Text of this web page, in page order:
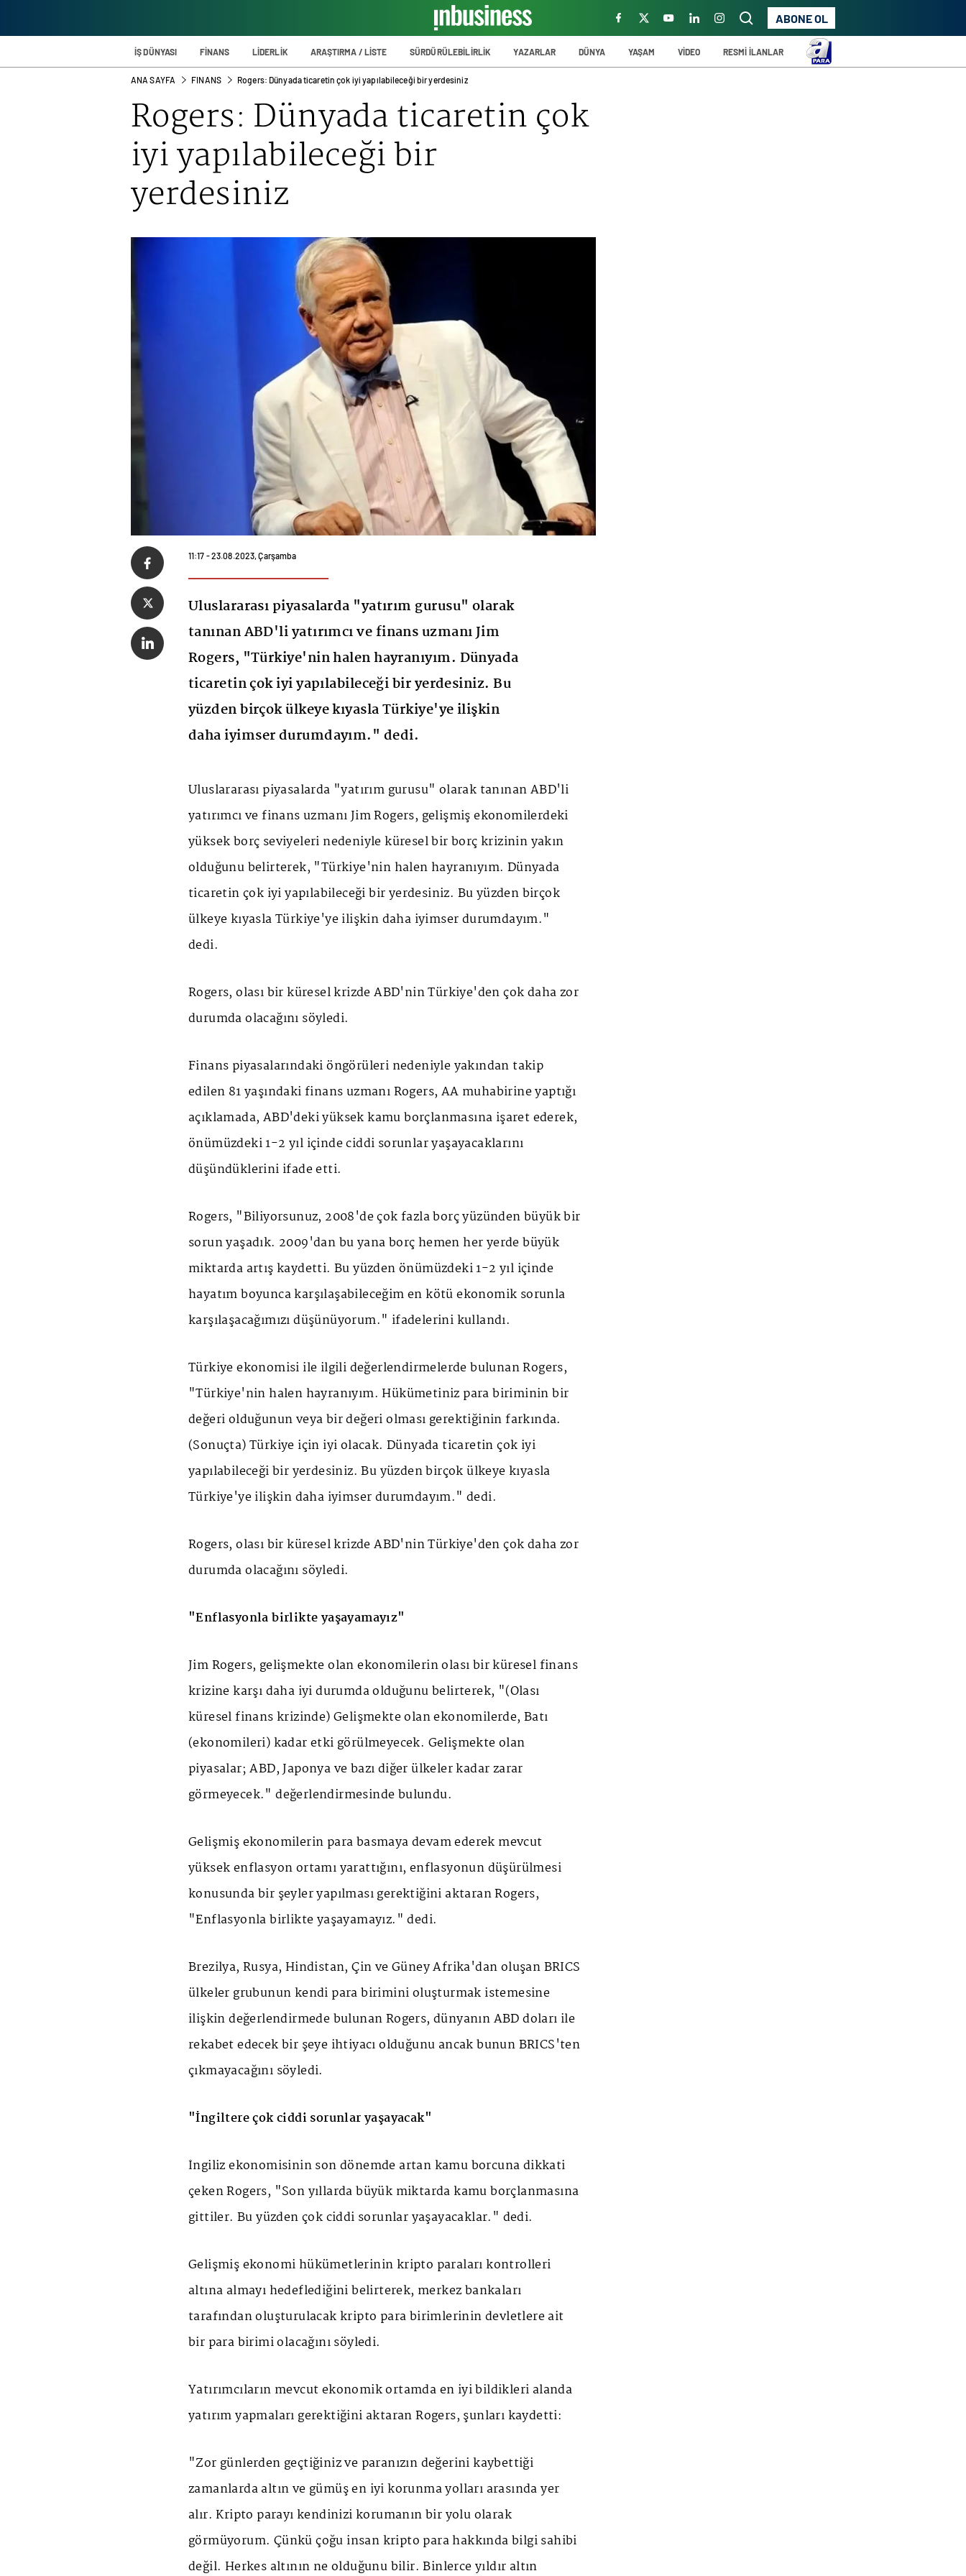
ABONE OL
İŞ DÜNYASI FİNANS LİDERLİK ARAŞTIRMA / LİSTE SÜRDÜRÜLEBİLİRLİK YAZARLAR DÜNYA YAŞAM VİDEO RESMİ İLANLAR
ANA SAYFA FINANS Rogers: Dünyada ticaretin çok iyi yapılabileceği bir yerdesiniz
Rogers: Dünyada ticaretin çok
iyi yapılabileceği bir
yerdesiniz
11:17 - 23.08.2023, Çarşamba
Uluslararası piyasalarda "yatırım gurusu" olarak
tanınan ABD'li yatırımcı ve finans uzmanı Jim
Rogers, "Türkiye'nin halen hayranıyım. Dünyada
ticaretin çok iyi yapılabileceği bir yerdesiniz. Bu
yüzden birçok ülkeye kıyasla Türkiye'ye ilişkin
daha iyimser durumdayım." dedi.
Uluslararası piyasalarda "yatırım gurusu" olarak tanınan ABD'li
yatırımcı ve finans uzmanı Jim Rogers, gelişmiş ekonomilerdeki
yüksek borç seviyeleri nedeniyle küresel bir borç krizinin yakın
olduğunu belirterek, "Türkiye'nin halen hayranıyım. Dünyada
ticaretin çok iyi yapılabileceği bir yerdesiniz. Bu yüzden birçok
ülkeye kıyasla Türkiye'ye ilişkin daha iyimser durumdayım."
dedi.
Rogers, olası bir küresel krizde ABD'nin Türkiye'den çok daha zor
durumda olacağını söyledi.
Finans piyasalarındaki öngörüleri nedeniyle yakından takip
edilen 81 yaşındaki finans uzmanı Rogers, AA muhabirine yaptığı
açıklamada, ABD'deki yüksek kamu borçlanmasına işaret ederek,
önümüzdeki 1-2 yıl içinde ciddi sorunlar yaşayacaklarını
düşündüklerini ifade etti.
Rogers, "Biliyorsunuz, 2008'de çok fazla borç yüzünden büyük bir
sorun yaşadık. 2009'dan bu yana borç hemen her yerde büyük
miktarda artış kaydetti. Bu yüzden önümüzdeki 1-2 yıl içinde
hayatım boyunca karşılaşabileceğim en kötü ekonomik sorunla
karşılaşacağımızı düşünüyorum." ifadelerini kullandı.
Türkiye ekonomisi ile ilgili değerlendirmelerde bulunan Rogers,
"Türkiye'nin halen hayranıyım. Hükümetiniz para biriminin bir
değeri olduğunun veya bir değeri olması gerektiğinin farkında.
(Sonuçta) Türkiye için iyi olacak. Dünyada ticaretin çok iyi
yapılabileceği bir yerdesiniz. Bu yüzden birçok ülkeye kıyasla
Türkiye'ye ilişkin daha iyimser durumdayım." dedi.
Rogers, olası bir küresel krizde ABD'nin Türkiye'den çok daha zor
durumda olacağını söyledi.
"Enflasyonla birlikte yaşayamayız"
Jim Rogers, gelişmekte olan ekonomilerin olası bir küresel finans
krizine karşı daha iyi durumda olduğunu belirterek, "(Olası
küresel finans krizinde) Gelişmekte olan ekonomilerde, Batı
(ekonomileri) kadar etki görülmeyecek. Gelişmekte olan
piyasalar; ABD, Japonya ve bazı diğer ülkeler kadar zarar
görmeyecek." değerlendirmesinde bulundu.
Gelişmiş ekonomilerin para basmaya devam ederek mevcut
yüksek enflasyon ortamı yarattığını, enflasyonun düşürülmesi
konusunda bir şeyler yapılması gerektiğini aktaran Rogers,
"Enflasyonla birlikte yaşayamayız." dedi.
Brezilya, Rusya, Hindistan, Çin ve Güney Afrika'dan oluşan BRICS
ülkeler grubunun kendi para birimini oluşturmak istemesine
ilişkin değerlendirmede bulunan Rogers, dünyanın ABD doları ile
rekabet edecek bir şeye ihtiyacı olduğunu ancak bunun BRICS'ten
çıkmayacağını söyledi.
"İngiltere çok ciddi sorunlar yaşayacak"
İngiliz ekonomisinin son dönemde artan kamu borcuna dikkati
çeken Rogers, "Son yıllarda büyük miktarda kamu borçlanmasına
gittiler. Bu yüzden çok ciddi sorunlar yaşayacaklar." dedi.
Gelişmiş ekonomi hükümetlerinin kripto paraları kontrolleri
altına almayı hedeflediğini belirterek, merkez bankaları
tarafından oluşturulacak kripto para birimlerinin devletlere ait
bir para birimi olacağını söyledi.
Yatırımcıların mevcut ekonomik ortamda en iyi bildikleri alanda
yatırım yapmaları gerektiğini aktaran Rogers, şunları kaydetti:
"Zor günlerden geçtiğiniz ve paranızın değerini kaybettiği
zamanlarda altın ve gümüş en iyi korunma yolları arasında yer
alır. Kripto parayı kendinizi korumanın bir yolu olarak
görmüyorum. Çünkü çoğu insan kripto para hakkında bilgi sahibi
değil. Herkes altının ne olduğunu bilir. Binlerce yıldır altın